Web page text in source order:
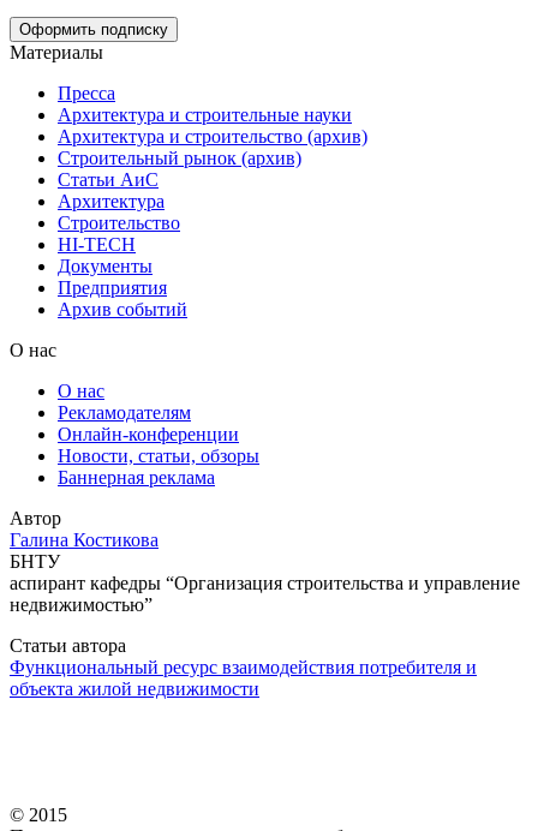
Материалы
Пресса
Архитектура и строительные науки
Архитектура и строительство (архив)
Строительный рынок (архив)
Статьи АиС
Архитектура
Строительство
HI-TECH
Документы
Предприятия
Архив событий
О нас
О нас
Рекламодателям
Онлайн-конференции
Новости, статьи, обзоры
Баннерная реклама
Автор
Галина Костикова
БНТУ
аспирант кафедры “Организация строительства и управление
недвижимостью”
Статьи автора
Функциональный ресурс взаимодействия потребителя и
объекта жилой недвижимости
© 2015